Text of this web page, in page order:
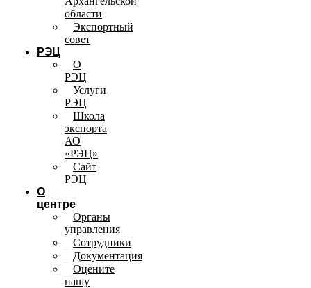
области
Экспортный
совет
РЭЦ
О
РЭЦ
Услуги
РЭЦ
Школа
экспорта
АО
«РЭЦ»
Сайт
РЭЦ
О
центре
Органы
управления
Сотрудники
Документация
Оцените
нашу